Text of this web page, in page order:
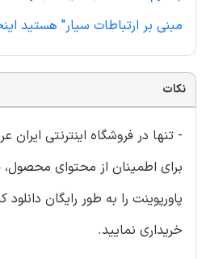
مبنی بر ارتباطات سیار" هستید
نکات
- تنها در فروشگاه اینترنتی ایران
برای اطمینان از محتوای محصول،
پاورپوینت را به طور رایگان
خریداری نمایید.